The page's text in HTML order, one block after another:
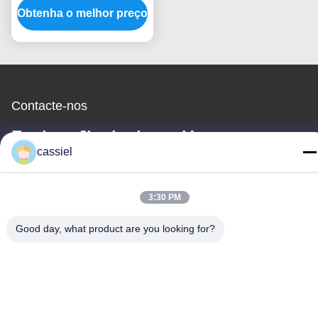
do tamanho máquina
física personalizada do
Obtenha o melhor preço
Contacte-nos
Foshan Jinxinsheng Vacuum
Equipment Co., Ltd.
cassiel@vacuum-coatingmachine.com
cassiel
3:30 PM
Good day, what product are you looking for?